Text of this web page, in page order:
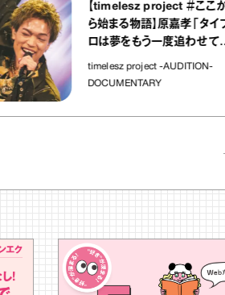
【timelesz project ＃ここか
ら始まる物語】原嘉孝「タイプ
ロは夢をもう一度追わせてく
れた場所」
timelesz project -AUDITION-
DOCUMENTARY